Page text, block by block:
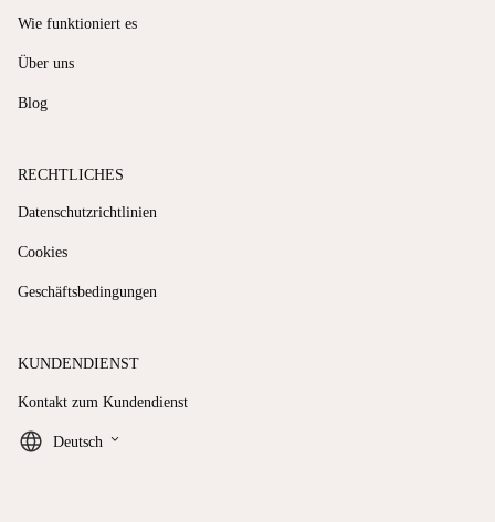
Wie funktioniert es
Über uns
Blog
RECHTLICHES
Datenschutzrichtlinien
Cookies
Geschäftsbedingungen
KUNDENDIENST
Kontakt zum Kundendienst
Deutsch keyboard_arrow_down